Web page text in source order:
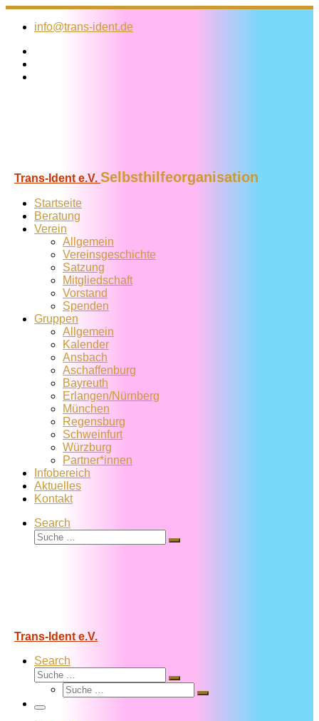
Zum
Inhalt
info@trans-ident.de
Trans-Ident e.V. Selbsthilfeorganisation
Startseite
Beratung
Verein
Allgemein
Vereins­geschichte
Satzung
Mitglied­schaft
Vorstand
Spenden
Gruppen
Allgemein
Kalender
Ansbach
Aschaffenburg
Bayreuth
Erlangen/Nürnberg
München
Regensburg
Schweinfurt
Würzburg
Partner*innen
Infobereich
Aktuelles
Kontakt
Search
Suche
Suche
Trans-Ident e.V.
Search
Suche
Suche
Suche
Suche
Menü